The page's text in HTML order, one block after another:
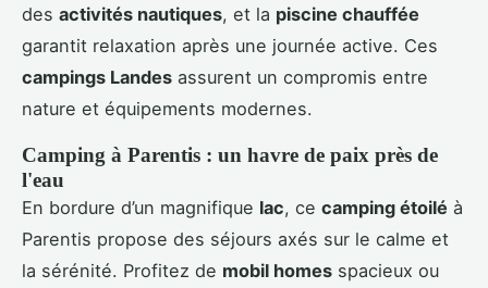
des activités nautiques, et la piscine chauffée
garantit relaxation après une journée active. Ces
campings Landes assurent un compromis entre
nature et équipements modernes.
Camping à Parentis : un havre de paix près de
l'eau
En bordure d’un magnifique lac, ce camping étoilé à
Parentis propose des séjours axés sur le calme et
la sérénité. Profitez de mobil homes spacieux ou